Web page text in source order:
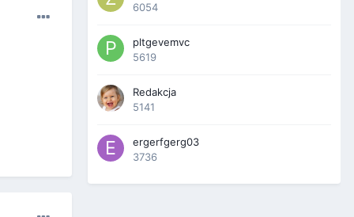
6054
pltgevemvc
5619
Redakcja
5141
ergerfgerg03
3736